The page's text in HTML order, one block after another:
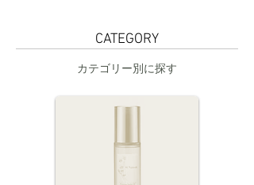
CATEGORY
カテゴリー別に探す